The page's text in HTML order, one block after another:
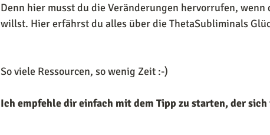
Denn hier musst du die Veränderungen hervorrufen, wenn
willst. Hier erfährst du alles über die ThetaSubliminals
So viele Ressourcen, so wenig Zeit :-)
Ich empfehle dir einfach mit dem Tipp zu starten, der